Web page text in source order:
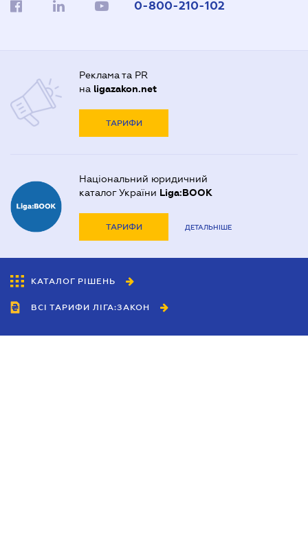
0-800-210-102
Реклама та PR
на ligazakon.net
ТАРИФИ
Національний юридичний
каталог України Liga:BOOK
ТАРИФИ ДЕТАЛЬНІШЕ
КАТАЛОГ РІШЕНЬ
ВСІ ТАРИФИ ЛІГА:ЗАКОН